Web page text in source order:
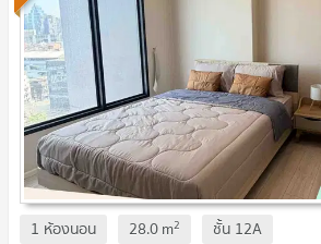
1 ห้องนอน 28.0m2 ชั้น 12A